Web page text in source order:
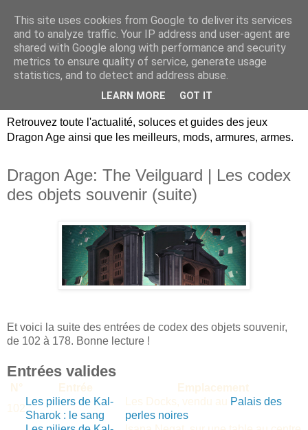
Dragon Age Univers :
Guides, soluces, infos sur
les jeux Dragon Age.
Retrouvez toute l'actualité, soluces et guides des jeux
Dragon Age ainsi que les meilleurs, mods, armures, armes.
Dragon Age: The Veilguard | Les codex
des objets souvenir (suite)
Et voici la suite des entrées de codex des objets souvenir,
de 102 à 178. Bonne lecture !
Entrées valides
N° Entrée
Emplacement
102
Les piliers de Kal-
Sharok : le sang
Les Docks, vendu au
Palais des
perles noires
This site uses cookies from Google to deliver its services
and to analyze traffic. Your IP address and user-agent are
shared with Google along with performance and security
metrics to ensure quality of service, generate usage
statistics, and to detect and address abuse.
LEARN MORE GOT IT